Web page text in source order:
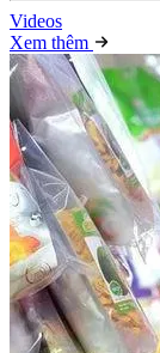
Videos
Xem thêm